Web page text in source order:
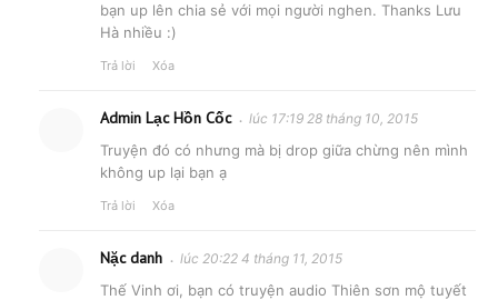
bạn up lên chia sẻ với mọi người nghen. Thanks Lưu
Hà nhiều :)
Trả lời Xóa
Admin Lạc Hồn Cốc lúc 17:19 28 tháng 10, 2015
Truyện đó có nhưng mà bị drop giữa chừng nên mình
không up lại bạn ạ
Trả lời Xóa
Nặc danh lúc 20:22 4 tháng 11, 2015
Thế Vinh ơi, bạn có truyện audio Thiên sơn mộ tuyết